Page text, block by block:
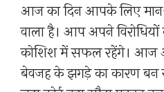
आज का दिन आपके लिए
वाला है। आप अपने
कोशिश में सफल रहेंगे। आज
बेवजह के झगड़े का कारण बन